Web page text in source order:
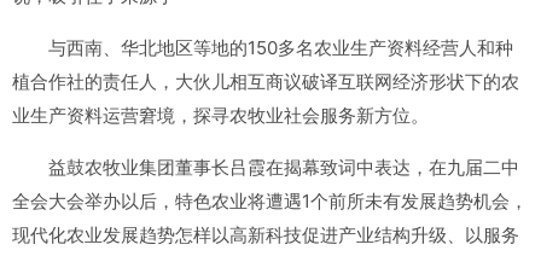
与西南、华北地区等地的150多名农业生产资料经营人和种
植合作社的责任人，大伙儿相互商议破译互联网经济形状下的农
业生产资料运营窘境，探寻农牧业社会服务新方位。
益鼓农牧业集团董事长吕霞在揭幕致词中表达，在九届二中
全会大会举办以后，特色农业将遭遇1个前所未有发展趋势机会，
现代化农业发展趋势怎样以高新科技促进产业结构升级、以服务